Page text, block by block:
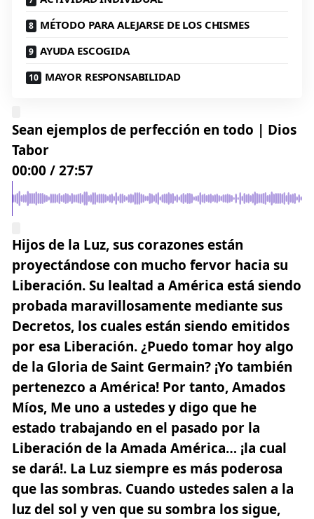
MÉTODO PARA ALEJARSE DE LOS CHISMES
AYUDA ESCOGIDA
MAYOR RESPONSABILIDAD
Sean ejemplos de perfección en todo | Dios
Tabor
00:00 /27:57
Hijos de la Luz, sus corazones están
proyectándose con mucho fervor hacia su
Liberación. Su lealtad a América está siendo
probada maravillosamente mediante sus
Decretos, los cuales están siendo emitidos
por esa Liberación. ¿Puedo tomar hoy algo
de la Gloria de Saint Germain? ¡Yo también
pertenezco a América! Por tanto, Amados
Míos, Me uno a ustedes y digo que he
estado trabajando en el pasado por la
Liberación de la Amada América… ¡la cual
se dará!. La Luz siempre es más poderosa
que las sombras. Cuando ustedes salen a la
luz del sol y ven que su sombra los sigue,